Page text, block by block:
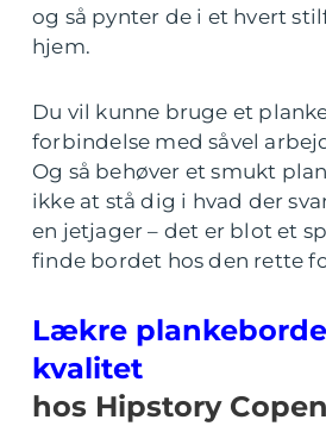
og så pynter de i et hvert
hjem.
Du vil kunne bruge et
forbindelse med såvel
Og så behøver et smukt
ikke at stå dig i hvad der
en jetjager – det er blot et
finde bordet hos den rette
Lækre
kvalitet
hos Hipstory